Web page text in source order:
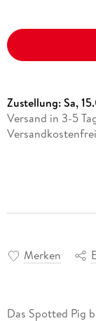
Zustellung:Sa,
Versand in 3-5
Versandkostenfrei
Merken
Das Spotted Pig